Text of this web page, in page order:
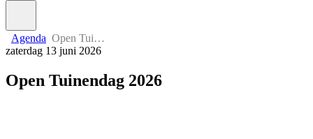
Agenda
Open Tuinendag 2026
zaterdag 13 juni 2026
Open Tuinendag 2026